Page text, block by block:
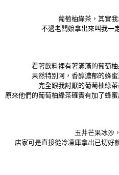
葡萄柚綠茶，其實
不過老闆娘拿出來叫我一
看著飲料裡有著滿滿的葡萄
果然特別阿，香醇濃郁的蜂
完全跟我討厭的葡萄柚綠
原來他們的葡萄柚綠茶確實有加了蜂
玉井芒果冰沙
店家可是直接從冷凍庫拿出已切好